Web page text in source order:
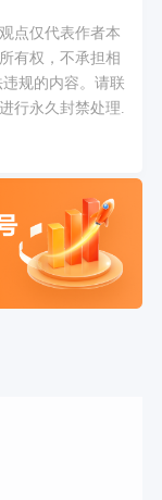
点仅代表作者本
有权，不承担相
规的内容。请联
行永久封禁处理.